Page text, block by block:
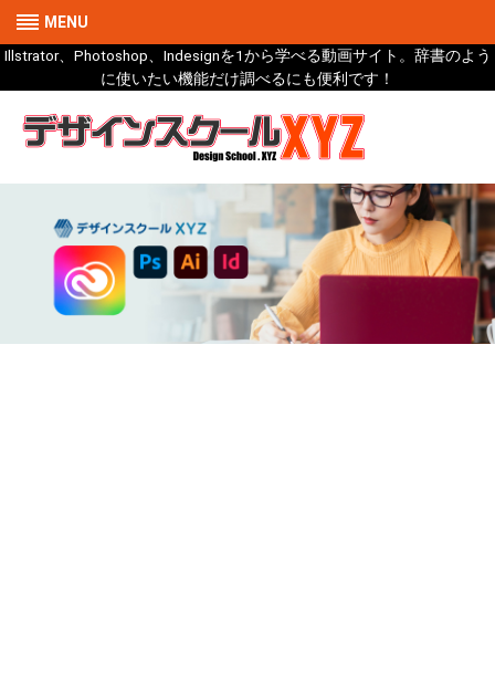
MENU
Illstrator、Photoshop、Indesignを1から学べる動画サイト。辞書のよう
に使いたい機能だけ調べるにも便利です！